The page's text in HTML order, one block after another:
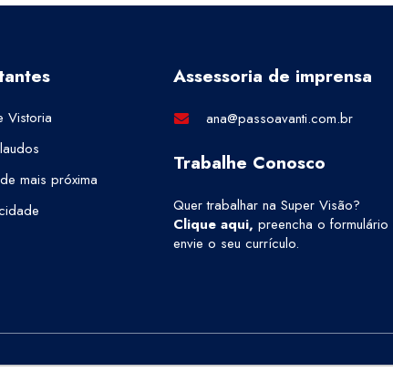
Vistoria
mais próxima
Assessoria de imprensa
ana@passoavanti.com.br
Trabalhe Conosco
Quer trabalhar na Super Visão?
Clique aqui, preencha o formulário
envie o seu currículo.